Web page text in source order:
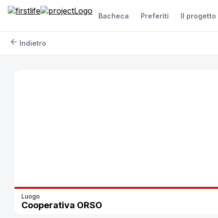
Bacheca Preferiti Il progetto
arrow_back Indietro
Luogo
Cooperativa ORSO